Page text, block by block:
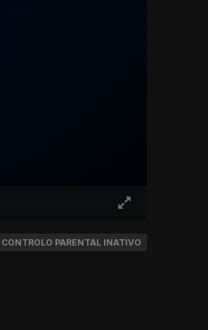
CONTROLO PARENTAL INATIVO